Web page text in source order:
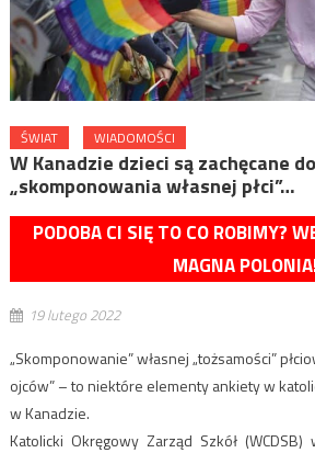
ŚWIAT WIADOMOŚCI
W Kanadzie dzieci są zachęcane
„skomponowania własnej płci”…
PODOBA CI SIĘ TO CO ROBIMY?
MAGNA
19 lutego 2022
„Skomponowanie” własnej „tożsamości”
ojców” – to niektóre elementy ankiety w
w Kanadzie.
Katolicki Okręgowy Zarząd Szkół